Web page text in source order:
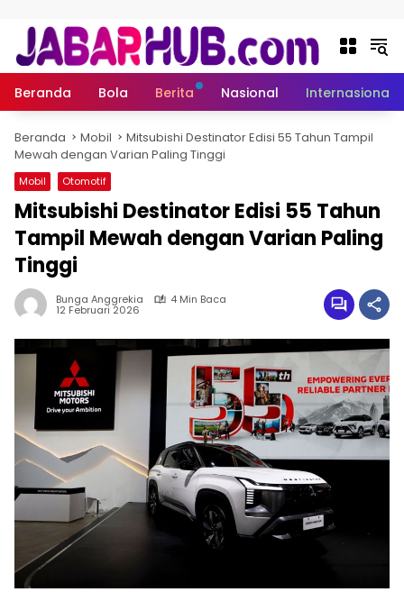
Beranda Bola Berita Nasional Internasional
Beranda Mobil
Mitsubishi Destinator Edisi 55 Tahun Tampil
Mewah dengan Varian Paling Tinggi
Mobil Otomotif
Mitsubishi Destinator Edisi 55 Tahun
Tampil Mewah dengan Varian Paling
Tinggi
Bunga Anggrekia 4 Min Baca
12 Februari 2026